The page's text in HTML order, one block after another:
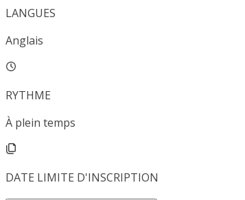
LANGUES
Anglais
RYTHME
À plein temps
DATE LIMITE D'INSCRIPTION